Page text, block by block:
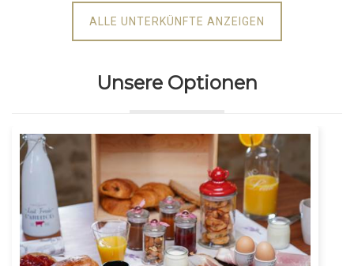
ALLE UNTERKÜNFTE ANZEIGEN
Unsere Optionen